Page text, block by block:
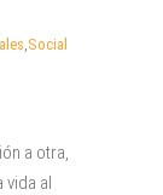
,Social
a otra,
vida al